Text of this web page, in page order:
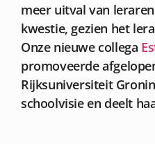
meer uitval van
kwestie, gezien het
Onze nieuwe collega
promoveerde
Rijksuniversiteit
schoolvisie en deelt